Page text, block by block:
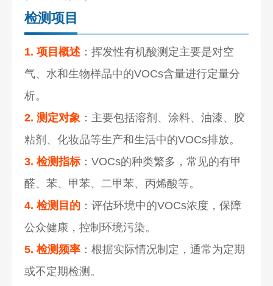
检测项目
1. 项目概述 ：挥发性有机酸测定主要是对空
气、水和生物样品中的VOCs含量进行定量分
析。
2. 测定对象 ：主要包括溶剂、涂料、油漆、胶
粘剂、化妆品等生产和生活中的VOCs排放。
3. 检测指标：VOCs的种类繁多，常见的有甲
醛、苯、甲苯、二甲苯、丙烯酸等。
4. 检测目的 ：评估环境中的VOCs浓度，保障
公众健康，控制环境污染。
5. 检测频率 ：根据实际情况制定，通常为定期
或不定期检测。